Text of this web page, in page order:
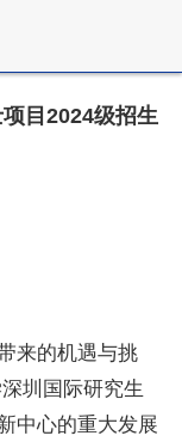
目2024级招生
来的机遇与挑
圳国际研究生
中心的重大发展